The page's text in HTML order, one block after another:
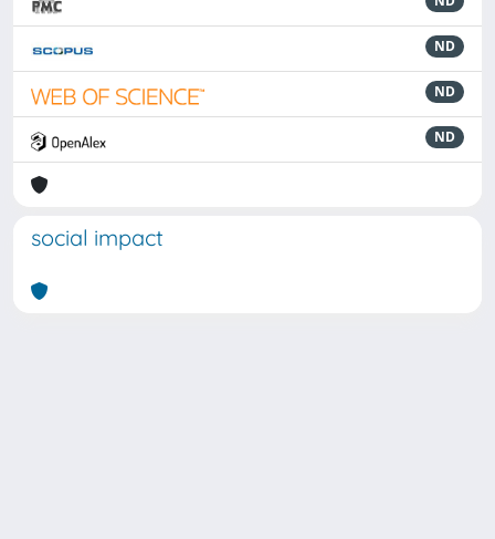
ND
ND
ND
social impact